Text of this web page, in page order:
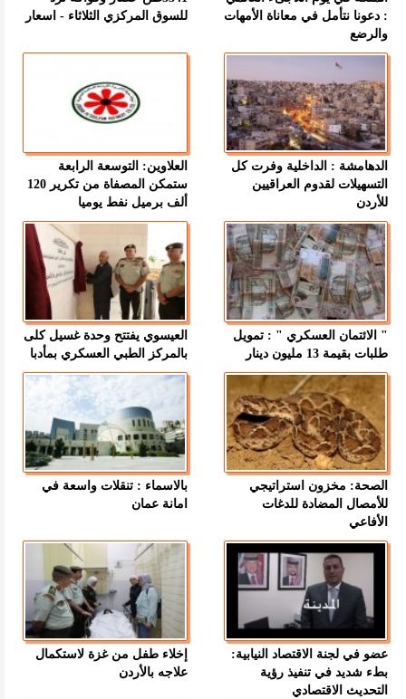
: دعونا نتأمل في معاناة الأمهات
والرضع
للسوق المركزي الثلاثاء - اسعار
الدهامشة : الداخلية وفرت كل
التسهيلات لقدوم العراقيين
للأردن
العلاوين: التوسعة الرابعة
ستمكن المصفاة من تكرير 120
ألف برميل نفط يوميا
" الائتمان العسكري " : تمويل
طلبات بقيمة 13 مليون دينار
العيسوي يفتتح وحدة غسيل كلى
بالمركز الطبي العسكري بمأدبا
الصحة: مخزون استراتيجي
للأمصال المضادة للدغات
الأفاعي
بالاسماء : تنقلات واسعة في
امانة عمان
عضو في لجنة الاقتصاد النيابية:
بطء شديد في تنفيذ رؤية
التحديث الاقتصادي
إخلاء طفل من غزة لاستكمال
علاجه بالأردن